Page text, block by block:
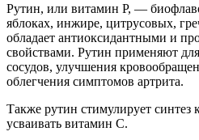
Рутин, или витамин Р, —
яблоках, инжире, цитрусовых,
обладает антиоксидантными и
свойствами. Рутин применяют
сосудов, улучшения
облегчения симптомов артрита.
Также рутин стимулирует синтез
усваивать витамин С.